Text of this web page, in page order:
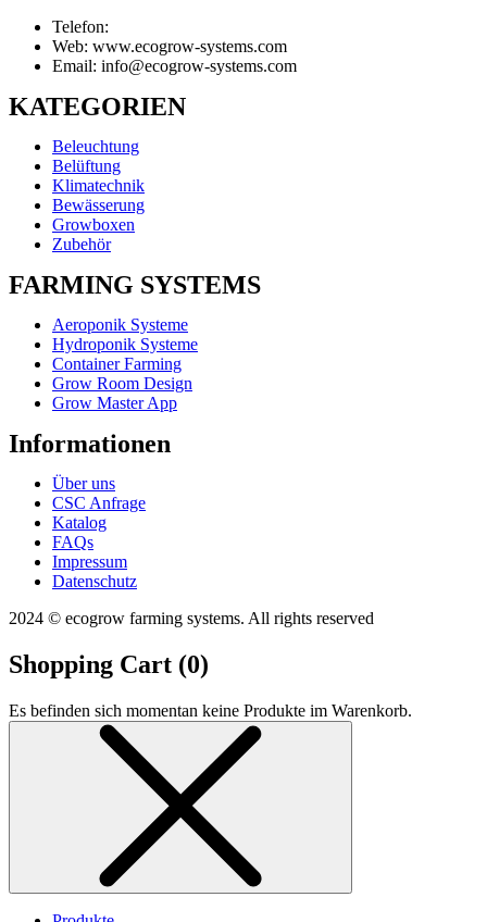
Telefon:
Web: www.ecogrow-systems.com
Email: info@ecogrow-systems.com
KATEGORIEN
Beleuchtung
Belüftung
Klimatechnik
Bewässerung
Growboxen
Zubehör
FARMING SYSTEMS
Aeroponik Systeme
Hydroponik Systeme
Container Farming
Grow Room Design
Grow Master App
Informationen
Über uns
CSC Anfrage
Katalog
FAQs
Impressum
Datenschutz
2024 © ecogrow farming systems. All rights reserved
Shopping Cart (0)
Es befinden sich momentan keine Produkte im Warenkorb.